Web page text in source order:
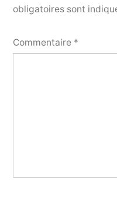
obligatoires sont
Commentaire *